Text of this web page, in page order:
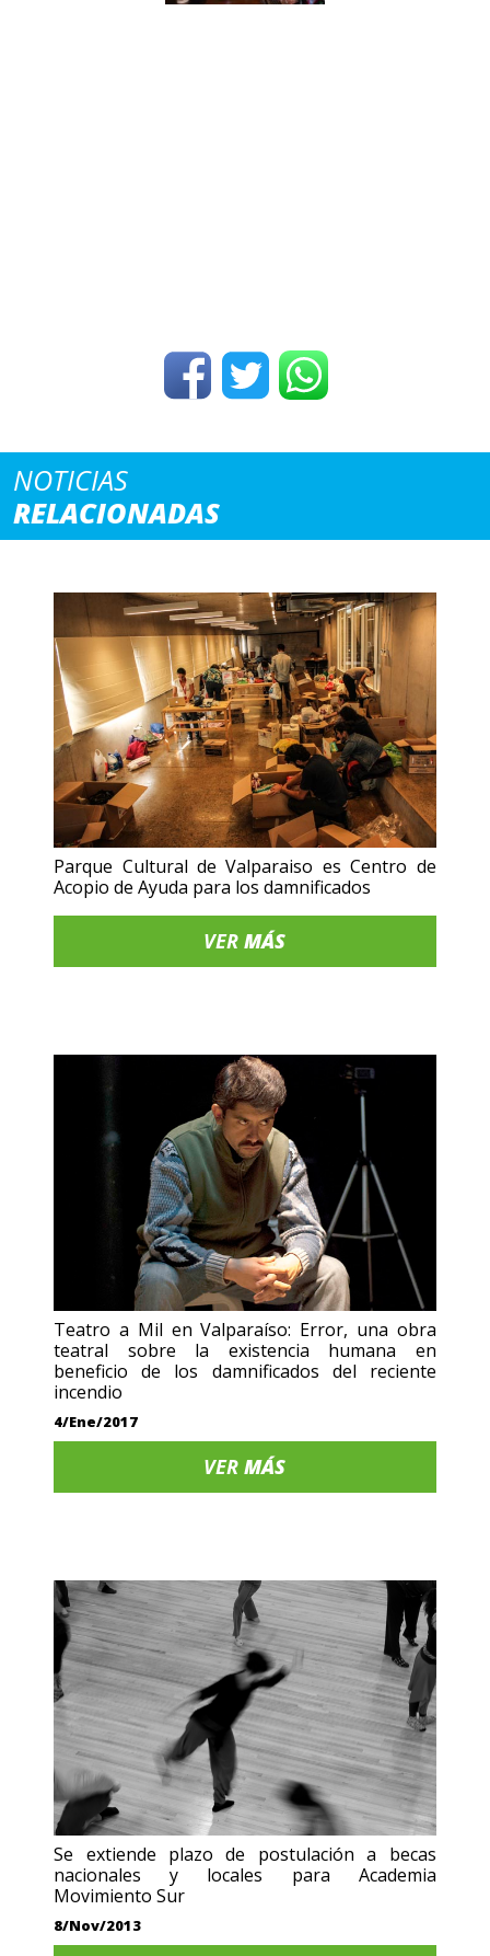
NOTICIAS
RELACIONADAS
Parque Cultural de Valparaiso es Centro de
Acopio de Ayuda para los damnificados
VERMÁS
Teatro a Mil en Valparaíso: Error, una obra
teatral sobre la existencia humana en
beneficio de los damnificados del reciente
incendio
4/Ene/2017
VERMÁS
Se extiende plazo de postulación a becas
nacionales y locales para Academia
Movimiento Sur
8/Nov/2013